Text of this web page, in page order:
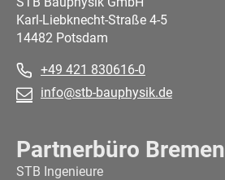
Karl-Liebknecht-Straße 4-5
14482 Potsdam
+49 421 830616-0
info@stb-bauphysik.de
Partnerbüro Bremen
STB Ingenieure